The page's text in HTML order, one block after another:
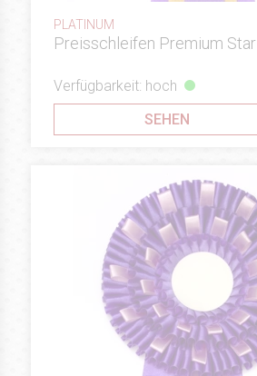
PLATINUM
Preisschleifen Premium Star
Verfügbarkeit: hoch
SEHEN